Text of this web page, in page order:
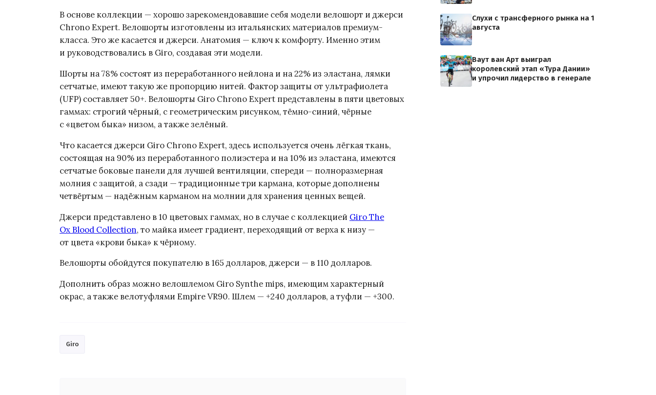
В основе коллекции — хорошо зарекомендовавшие себя модели велошорт и джерси
Chrono Expert. Велошорты изготовлены из итальянских материалов премиум-
класса. Это же касается и джерси. Анатомия — ключ к комфорту. Именно этим
и руководствовались в Giro, создавая эти модели.
Шорты на 78% состоят из переработанного нейлона и на 22% из эластана, лямки
сетчатые, имеют такую же пропорцию нитей. Фактор защиты от ультрафиолета
(UFP) составляет 50+. Велошорты Giro Chrono Expert представлены в пяти цветовых
гаммах: строгий чёрный, с геометрическим рисунком, тёмно-синий, чёрные
с «цветом быка» низом, а также зелёный.
Что касается джерси Giro Chrono Expert, здесь используется очень лёгкая ткань,
состоящая на 90% из переработанного полиэстера и на 10% из эластана, имеются
сетчатые боковые панели для лучшей вентиляции, спереди — полноразмерная
молния с защитой, а сзади — традиционные три кармана, которые дополнены
четвёртым — надёжным карманом на молнии для хранения ценных вещей.
Джерси представлено в 10 цветовых гаммах, но в случае с коллекцией Giro The
Ox Blood Collection, то майка имеет градиент, переходящий от верха к низу —
от цвета «крови быка» к чёрному.
Велошорты обойдутся покупателю в 165 долларов, джерси — в 110 долларов.
Дополнить образ можно велошлемом Giro Synthe mips, имеющим характерный
окрас, а также велотуфлями Empire VR90. Шлем — +240 долларов, а туфли — +300.
Giro
Слухи с трансферного рынка на 1
августа
Ваут ван Арт выиграл
королевский этап «Тура Дании»
и упрочил лидерство в генерале